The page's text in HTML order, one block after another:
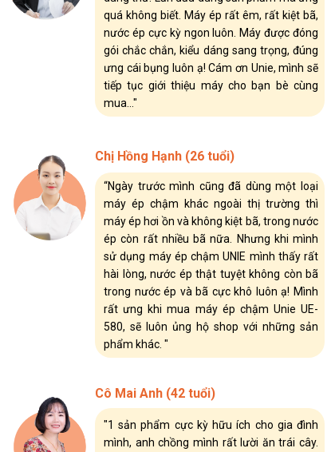
quá không biết. Máy ép rất êm, rất kiệt bã,
nước ép cực kỳ ngon luôn. Máy được đóng
gói chắc chắn, kiểu dáng sang trọng, đúng
ưng cái bụng luôn ạ! Cám ơn Unie, mình sẽ
tiếp tục giới thiệu máy cho bạn bè cùng
mua..."
"1 sản phẩm cực kỳ hữu ích cho gia đình
mình, anh chồng mình rất lười ăn trái cây.
“Ngày trước mình cũng đã dùng một loại
máy ép chậm khác ngoài thị trường thì
máy ép hơi ồn và không kiệt bã, trong nước
ép còn rất nhiều bã nữa. Nhưng khi mình
sử dụng máy ép chậm UNIE mình thấy rất
hài lòng, nước ép thật tuyệt không còn bã
trong nước ép và bã cực khô luôn ạ! Mình
rất ưng khi mua máy ép chậm Unie UE-
580, sẽ luôn ủng hộ shop với những sản
phẩm khác. "
Chị Hồng Hạnh (26 tuổi)
Cô Mai Anh (42 tuổi)